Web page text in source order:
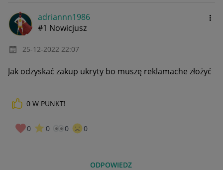
adriannn1986
#1 Nowicjusz
‎25-12-2022 22:07
Jak odzyskać zakup ukryty bo muszę reklamache złożyć
0 W PUNKT!
0 0 0 0
ODPOWIEDZ